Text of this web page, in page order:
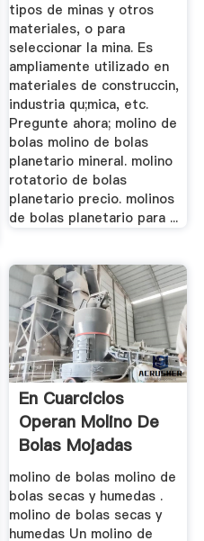
tipos de minas y otros
materiales, o para
seleccionar la mina. Es
ampliamente utilizado en
materiales de construccin,
industria qu;mica, etc.
Pregunte ahora; molino de
bolas molino de bolas
planetario mineral. molino
rotatorio de bolas
planetario precio. molinos
de bolas planetario para ...
En Cuarciclos
Operan Molino De
Bolas Mojadas
molino de bolas molino de
bolas secas y humedas .
molino de bolas secas y
humedas Un molino de